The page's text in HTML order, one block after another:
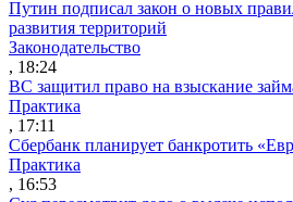
Путин подписал закон о новых
развития территорий
Законодательство
, 18:24
ВС защитил право на взыскание
Практика
, 17:11
Сбербанк планирует банкротить
Практика
, 16:53